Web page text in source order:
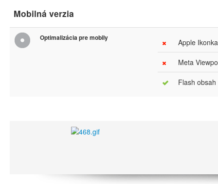
Mobilná verzia
Optimalizácia pre mobily Apple Ikonka
Meta
Flash obsah